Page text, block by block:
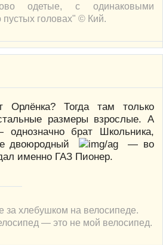
одетые, с одинаковыми
головах" © Кий.
Тогда там только
размеры взрослые. А
брат Школьника,
двоюродный
— во
именно ГАЗ Пионер.
за хлебушком на велосипеде.
— это не мой велосипед.